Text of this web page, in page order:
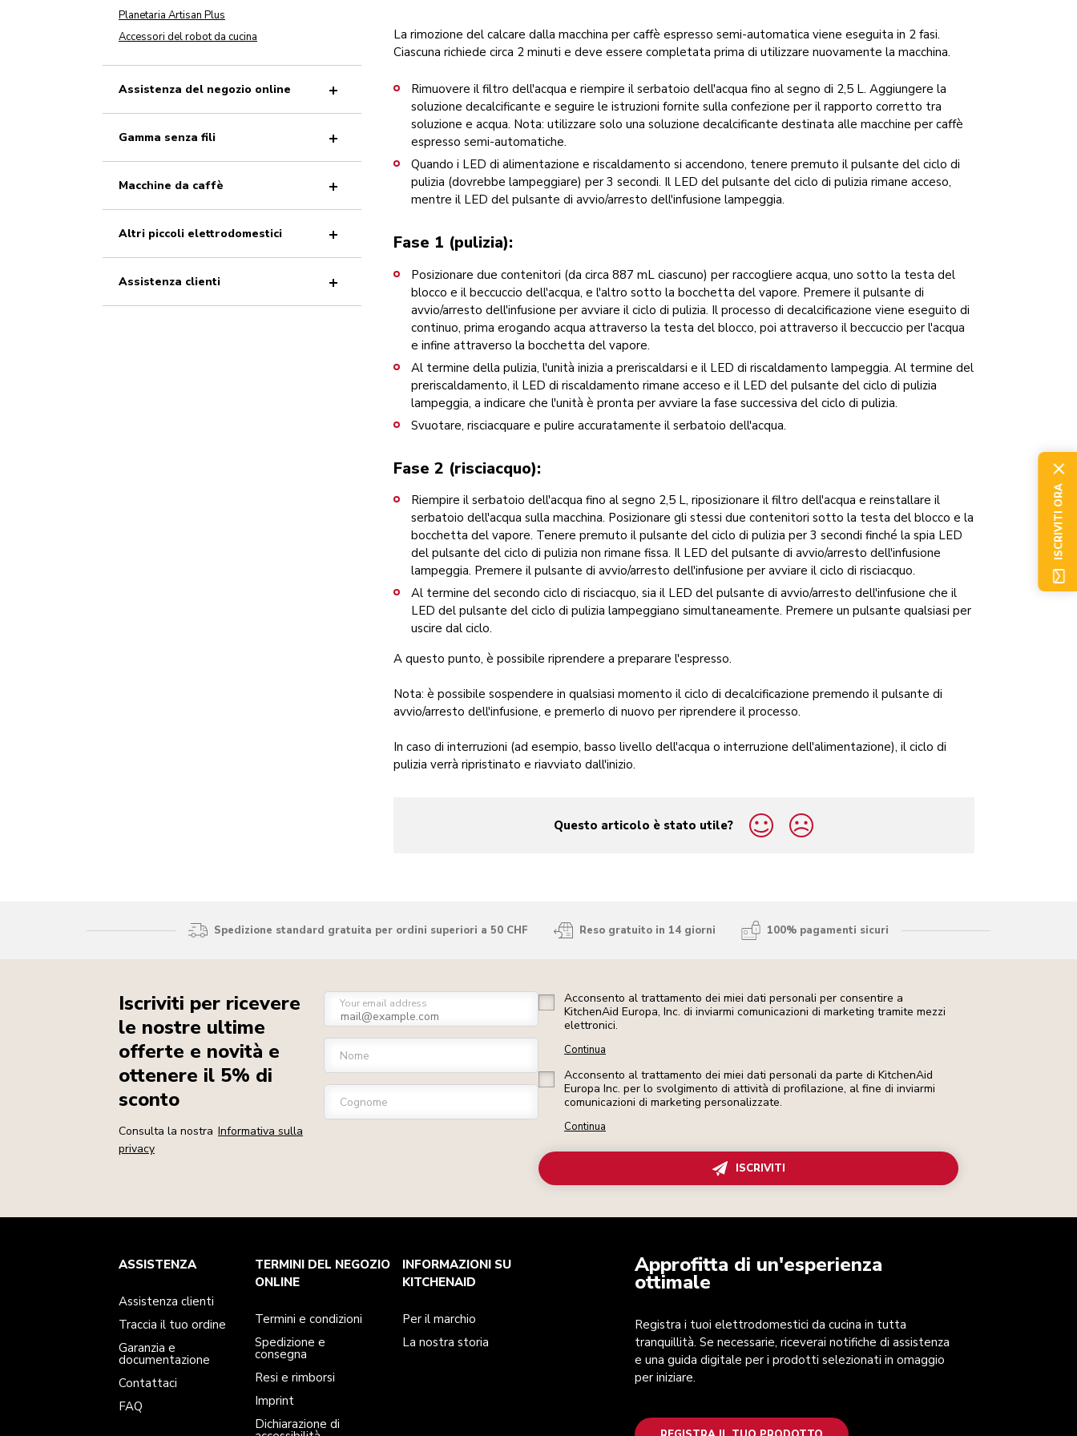
La rimozione del calcare dalla macchina per caffè espresso semi-automatica viene eseguita in 2 fasi.
Ciascuna richiede circa 2 minuti e deve essere completata prima di utilizzare nuovamente la macchina.
Rimuovere il filtro dell'acqua e riempire il serbatoio dell'acqua fino al segno di 2,5 L. Aggiungere la
soluzione decalcificante e seguire le istruzioni fornite sulla confezione per il rapporto corretto tra
soluzione e acqua. Nota: utilizzare solo una soluzione decalcificante destinata alle macchine per caffè
espresso semi-automatiche.
Quando i LED di alimentazione e riscaldamento si accendono, tenere premuto il pulsante del ciclo di
pulizia (dovrebbe lampeggiare) per 3 secondi. Il LED del pulsante del ciclo di pulizia rimane acceso,
mentre il LED del pulsante di avvio/arresto dell'infusione lampeggia.
Fase 1 (pulizia):
Posizionare due contenitori (da circa 887 mL ciascuno) per raccogliere acqua, uno sotto la testa del
blocco e il beccuccio dell'acqua, e l'altro sotto la bocchetta del vapore. Premere il pulsante di
avvio/arresto dell'infusione per avviare il ciclo di pulizia. Il processo di decalcificazione viene eseguito di
continuo, prima erogando acqua attraverso la testa del blocco, poi attraverso il beccuccio per l'acqua
e infine attraverso la bocchetta del vapore.
Al termine della pulizia, l'unità inizia a preriscaldarsi e il LED di riscaldamento lampeggia. Al termine del
preriscaldamento, il LED di riscaldamento rimane acceso e il LED del pulsante del ciclo di pulizia
lampeggia, a indicare che l'unità è pronta per avviare la fase successiva del ciclo di pulizia.
Svuotare, risciacquare e pulire accuratamente il serbatoio dell'acqua.
Fase 2 (risciacquo):
Riempire il serbatoio dell'acqua fino al segno 2,5 L, riposizionare il filtro dell'acqua e reinstallare il
serbatoio dell'acqua sulla macchina. Posizionare gli stessi due contenitori sotto la testa del blocco e la
bocchetta del vapore. Tenere premuto il pulsante del ciclo di pulizia per 3 secondi finché la spia LED
del pulsante del ciclo di pulizia non rimane fissa. Il LED del pulsante di avvio/arresto dell'infusione
lampeggia. Premere il pulsante di avvio/arresto dell'infusione per avviare il ciclo di risciacquo.
Al termine del secondo ciclo di risciacquo, sia il LED del pulsante di avvio/arresto dell'infusione che il
LED del pulsante del ciclo di pulizia lampeggiano simultaneamente. Premere un pulsante qualsiasi per
uscire dal ciclo.
A questo punto, è possibile riprendere a preparare l'espresso.
Nota: è possibile sospendere in qualsiasi momento il ciclo di decalcificazione premendo il pulsante di
avvio/arresto dell'infusione, e premerlo di nuovo per riprendere il processo.
In caso di interruzioni (ad esempio, basso livello dell'acqua o interruzione dell'alimentazione), il ciclo di
pulizia verrà ripristinato e riavviato dall'inizio.
Questo articolo è stato utile?
yes
no
Planetaria Artisan Plus
Accessori del robot da cucina
Assistenza del negozio online
Gamma senza fili
Macchine da caffè
Altri piccoli elettrodomestici
Assistenza clienti
Spedizione standard gratuita per ordini superiori a 50 CHF Reso gratuito in 14 giorni 100% pagamenti sicuri
Iscriviti per ricevere
le nostre ultime
offerte e novità e
ottenere il 5% di
sconto
Consulta la nostra Informativa sulla
privacy
Your email address
Nome
Cognome
Acconsento al trattamento dei miei dati personali per consentire a
KitchenAid Europa, Inc. di inviarmi comunicazioni di marketing tramite mezzi
elettronici.
Continua
Acconsento al trattamento dei miei dati personali da parte di KitchenAid
Europa Inc. per lo svolgimento di attività di profilazione, al fine di inviarmi
comunicazioni di marketing personalizzate.
Continua
ISCRIVITI
Approfitta di un'esperienza
ottimale
Registra i tuoi elettrodomestici da cucina in tutta
tranquillità. Se necessarie, riceverai notifiche di assistenza
e una guida digitale per i prodotti selezionati in omaggio
per iniziare.
Assistenza clienti
Traccia il tuo ordine
FAQ
Termini e condizioni
Spedizione e consegna
Dichiarazione di accessibilità
Per il marchio
La nostra storia
Trova un negozio
ASSISTENZA
Assistenza clienti
Traccia il tuo ordine
Garanzia e
documentazione
Contattaci
FAQ
TERMINI DEL NEGOZIO
ONLINE
Termini e condizioni
Spedizione e
consegna
Resi e rimborsi
Imprint
Dichiarazione di
INFORMAZIONI SU
KITCHENAID
Per il marchio
La nostra storia
ISCRIVITI ORA